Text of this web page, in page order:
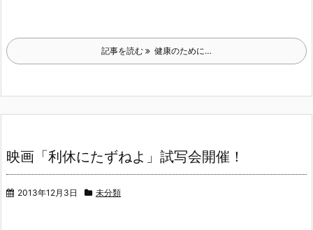
記事を読む 健康のために…
映画「利休にたずねよ」試写会開催！
2013年12月3日 未分類